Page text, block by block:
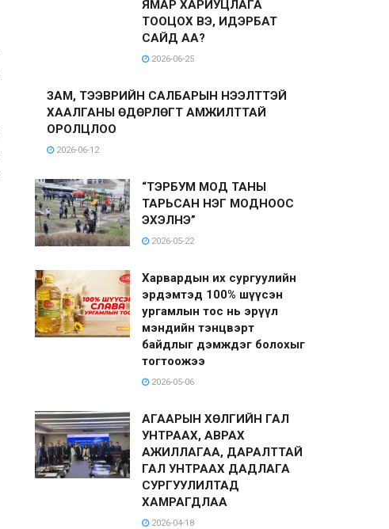
ЯМАР ХАРИУЦЛАГА
ТООЦОХ ВЭ, ИДЭРБАТ
САЙД АА?
2026-06-25
ЗАМ, ТЭЭВРИЙН САЛБАРЫН НЭЭЛТТЭЙ
ХААЛГАНЫ ӨДӨРЛӨГТ АМЖИЛТТАЙ
ОРОЛЦЛОО
2026-06-12
“ТЭРБУМ МОД ТАНЫ
ТАРЬСАН НЭГ МОДНООС
ЭХЭЛНЭ”
2026-05-22
Харвардын их сургуулийн
эрдэмтэд 100% шүүсэн
ургамлын тос нь эрүүл
мэндийн тэнцвэрт
байдлыг дэмждэг болохыг
тогтоожээ
2026-05-06
АГААРЫН ХӨЛГИЙН ГАЛ
УНТРААХ, АВРАХ
АЖИЛЛАГАА, ДАРАЛТТАЙ
ГАЛ УНТРААХ ДАДЛАГА
СУРГУУЛИЛТАД
ХАМРАГДЛАА
2026-04-18